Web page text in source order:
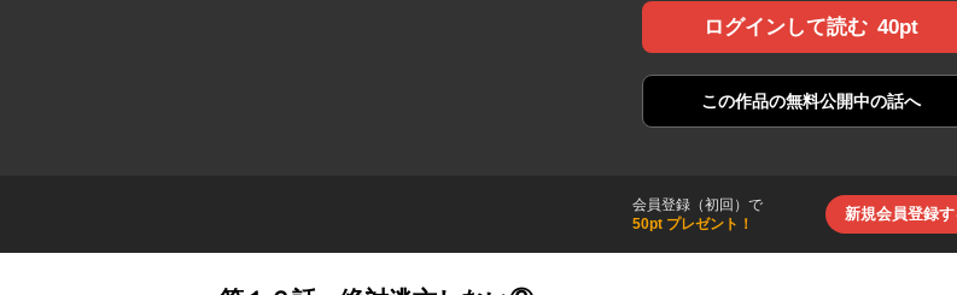
ログインして読む 40pt
この作品の無料公開中の話へ
会員登録（初回）で
50pt プレゼント！
新規会員登録す